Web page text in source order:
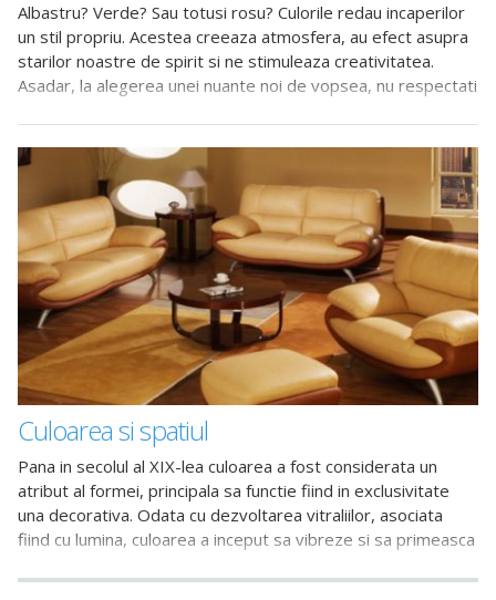
Albastru? Verde? Sau totusi rosu? Culorile redau incaperilor
un stil propriu. Acestea creeaza atmosfera, au efect asupra
starilor noastre de spirit si ne stimuleaza creativitatea.
Asadar, la alegerea unei nuante noi de vopsea, nu respectati
Culoarea si spatiul
Pana in secolul al XIX-lea culoarea a fost considerata un
atribut al formei, principala sa functie fiind in exclusivitate
una decorativa. Odata cu dezvoltarea vitraliilor, asociata
fiind cu lumina, culoarea a inceput sa vibreze si sa primeasca